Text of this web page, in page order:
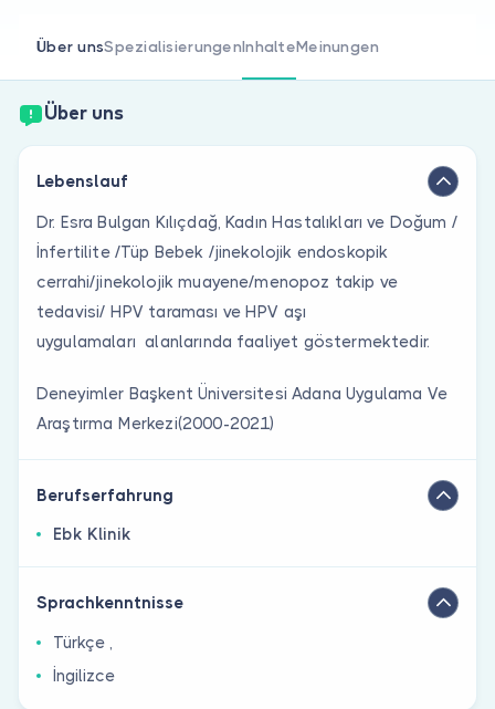
Sind Sie Arzt?
Über unsSpezialisierungenInhalteMeinungen
Über uns
Lebenslauf
Dr. Esra Bulgan Kılıçdağ, Kadın Hastalıkları ve Doğum /
İnfertilite /Tüp Bebek /jinekolojik endoskopik
cerrahi/jinekolojik muayene/menopoz takip ve
tedavisi/ HPV taraması ve HPV aşı
uygulamaları alanlarında faaliyet göstermektedir.
Deneyimler Başkent Üniversitesi Adana Uygulama Ve
Araştırma Merkezi(2000-2021)
Berufserfahrung
Ebk Klinik
Sprachkenntnisse
Türkçe ,
İngilizce